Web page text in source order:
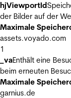
hjViewportId
der Bilder auf der
Maximale
assets.voyado.com
1
_vaEnthält eine
beim erneuten
Maximale
garnius.de